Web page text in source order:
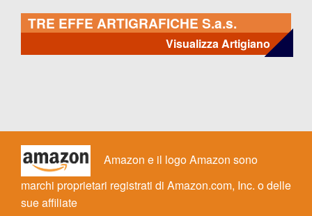
TRE EFFE ARTIGRAFICHE S.a.s.
Visualizza Artigiano
Amazon e il logo Amazon sono
marchi proprietari registrati di Amazon.com, Inc. o delle
sue affiliate